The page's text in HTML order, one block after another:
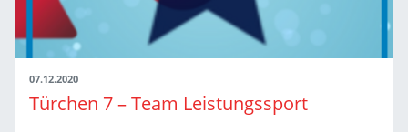
07.12.2020
Türchen 7 – Team Leistungssport